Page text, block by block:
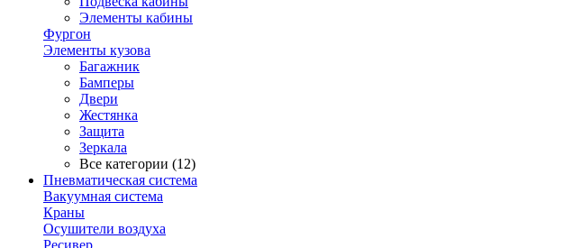
Элементы кабины
Фургон
Элементы кузова
Багажник
Бамперы
Двери
Жестянка
Защита
Зеркала
Все категории (12)
Пневматическая система
Вакуумная система
Краны
Осушители воздуха
Ресивер